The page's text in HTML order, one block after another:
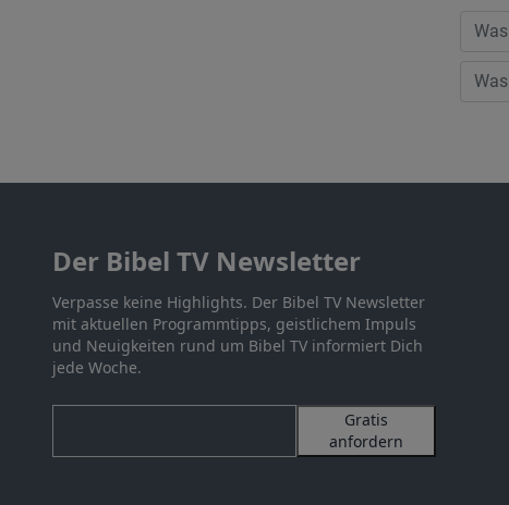
Der Bibel TV Newsletter
Verpasse keine Highlights. Der Bibel TV Newsletter
mit aktuellen Programmtipps, geistlichem Impuls
und Neuigkeiten rund um Bibel TV informiert Dich
jede Woche.
Gratis
anfordern